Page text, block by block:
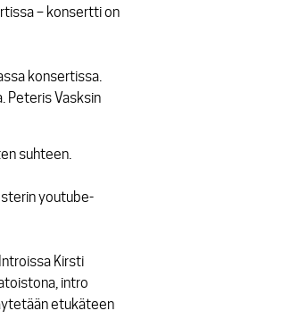
– konsertti on
konsertissa.
Peteris Vasksin
suhteen.
youtube-
Kirsti
intro
etukäteen